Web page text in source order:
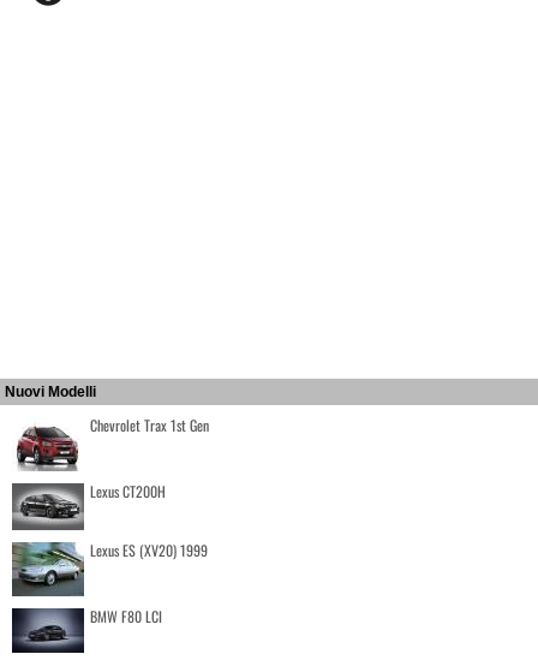
Nuovi Modelli
Chevrolet Trax 1st Gen
Lexus CT200H
Lexus ES (XV20) 1999
BMW F80 LCI